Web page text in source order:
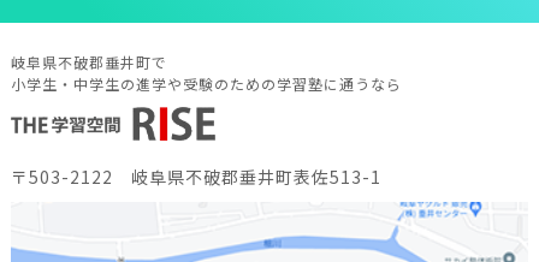
岐阜県不破郡垂井町で
小学生・中学生の進学や受験のための学習塾に通うなら
〒503-2122 岐阜県不破郡垂井町表佐513-1